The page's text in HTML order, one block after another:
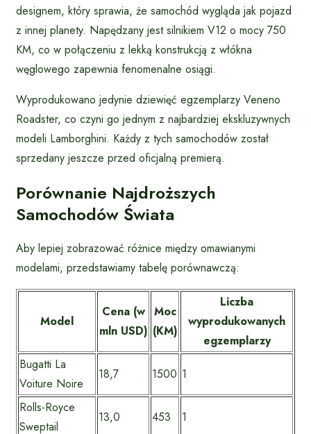
designem, który sprawia, że samochód wygląda jak pojazd
z innej planety. Napędzany jest silnikiem V12 o mocy 750
KM, co w połączeniu z lekką konstrukcją z włókna
węglowego zapewnia fenomenalne osiągi.
Wyprodukowano jedynie dziewięć egzemplarzy Veneno
Roadster, co czyni go jednym z najbardziej ekskluzywnych
modeli Lamborghini. Każdy z tych samochodów został
sprzedany jeszcze przed oficjalną premierą.
Porównanie Najdroższych
Samochodów Świata
Aby lepiej zobrazować różnice między omawianymi
modelami, przedstawiamy tabelę porównawczą:
Model
Cena (w
mln USD)
Moc
(KM)
Liczba
wyprodukowanych
egzemplarzy
Bugatti La
Voiture Noire
18,7 1500 1
Rolls-Royce
Sweptail
13,0 453 1